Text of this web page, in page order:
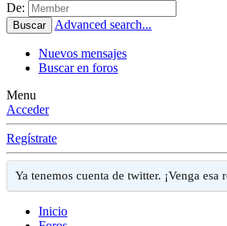
De:
Buscar Advanced search...
Nuevos mensajes
Buscar en foros
Menu
Acceder
Regístrate
Ya tenemos cuenta de twitter. ¡Venga
Inicio